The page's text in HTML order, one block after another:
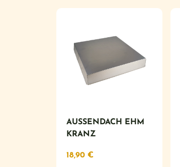
AUSSENDACH EHM
KRANZ
18,90 €